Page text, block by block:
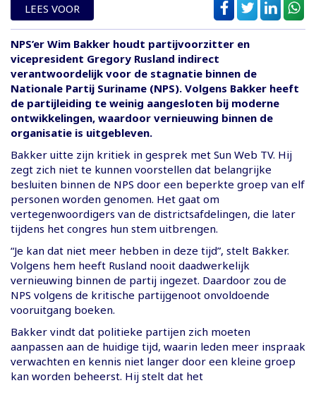
LEES VOOR
NPS’er Wim Bakker houdt partijvoorzitter en
vicepresident Gregory Rusland indirect
verantwoordelijk voor de stagnatie binnen de
Nationale Partij Suriname (NPS). Volgens Bakker heeft
de partijleiding te weinig aangesloten bij moderne
ontwikkelingen, waardoor vernieuwing binnen de
organisatie is uitgebleven.
Bakker uitte zijn kritiek in gesprek met Sun Web TV. Hij
zegt zich niet te kunnen voorstellen dat belangrijke
besluiten binnen de NPS door een beperkte groep van elf
personen worden genomen. Het gaat om
vertegenwoordigers van de districtsafdelingen, die later
tijdens het congres hun stem uitbrengen.
“Je kan dat niet meer hebben in deze tijd”, stelt Bakker.
Volgens hem heeft Rusland nooit daadwerkelijk
vernieuwing binnen de partij ingezet. Daardoor zou de
NPS volgens de kritische partijgenoot onvoldoende
vooruitgang boeken.
Bakker vindt dat politieke partijen zich moeten
aanpassen aan de huidige tijd, waarin leden meer inspraak
verwachten en kennis niet langer door een kleine groep
kan worden beheerst. Hij stelt dat het